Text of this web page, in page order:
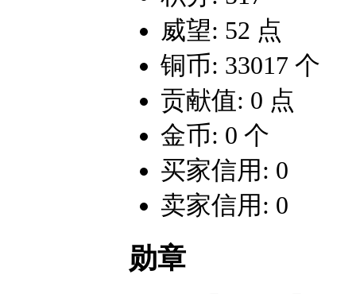
威望: 52 点
铜币: 33017 个
贡献值: 0 点
金币: 0 个
买家信用: 0
卖家信用: 0
勋章